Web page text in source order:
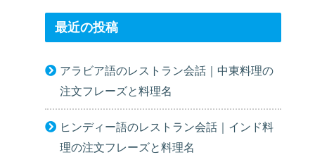
最近の投稿
アラビア語のレストラン会話｜中東料理の
注文フレーズと料理名
ヒンディー語のレストラン会話｜インド料
理の注文フレーズと料理名